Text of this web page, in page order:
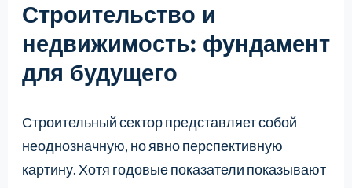
Строительство и
недвижимость: фундамент
для будущего
Строительный сектор представляет собой
неоднозначную, но явно перспективную
картину. Хотя годовые показатели показывают